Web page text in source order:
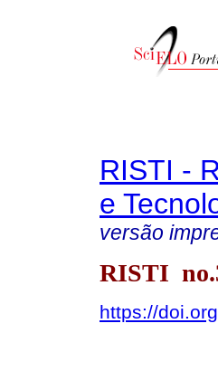
RISTI -
e
versão
RISTI
https://